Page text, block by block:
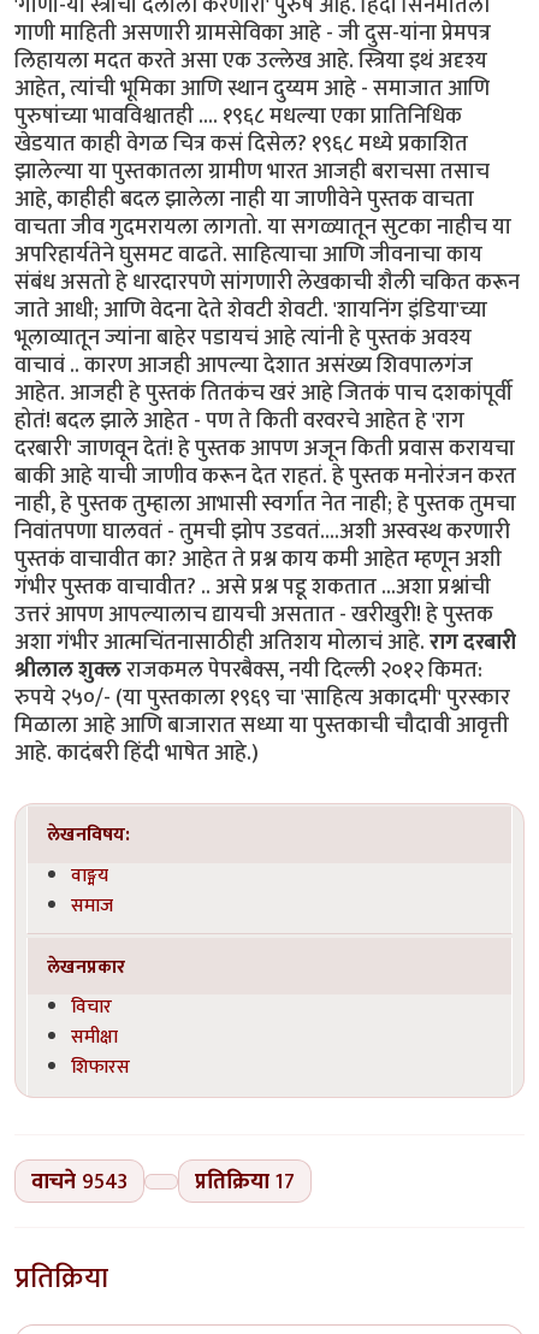
गाणी माहिती असणारी ग्रामसेविका आहे - जी दुस-यांना प्रेमपत्र
लिहायला मदत करते असा एक उल्लेख आहे. स्त्रिया इथं अदृश्य
आहेत, त्यांची भूमिका आणि स्थान दुय्यम आहे - समाजात आणि
पुरुषांच्या भावविश्वातही .... १९६८ मधल्या एका प्रातिनिधिक
खेडयात काही वेगळ चित्र कसं दिसेल? १९६८ मध्ये प्रकाशित
झालेल्या या पुस्तकातला ग्रामीण भारत आजही बराचसा तसाच
आहे, काहीही बदल झालेला नाही या जाणीवेने पुस्तक वाचता
वाचता जीव गुदमरायला लागतो. या सगळ्यातून सुटका नाहीच या
अपरिहार्यतेने घुसमट वाढते. साहित्याचा आणि जीवनाचा काय
संबंध असतो हे धारदारपणे सांगणारी लेखकाची शैली चकित करून
जाते आधी; आणि वेदना देते शेवटी शेवटी. 'शायनिंग इंडिया'च्या
भूलाव्यातून ज्यांना बाहेर पडायचं आहे त्यांनी हे पुस्तकं अवश्य
वाचावं .. कारण आजही आपल्या देशात असंख्य शिवपालगंज
आहेत. आजही हे पुस्तकं तितकंच खरं आहे जितकं पाच दशकांपूर्वी
होतं! बदल झाले आहेत - पण ते किती वरवरचे आहेत हे 'राग
दरबारी' जाणवून देतं! हे पुस्तक आपण अजून किती प्रवास करायचा
बाकी आहे याची जाणीव करून देत राहतं. हे पुस्तक मनोरंजन करत
नाही, हे पुस्तक तुम्हाला आभासी स्वर्गात नेत नाही; हे पुस्तक तुमचा
निवांतपणा घालवतं - तुमची झोप उडवतं....अशी अस्वस्थ करणारी
पुस्तकं वाचावीत का? आहेत ते प्रश्न काय कमी आहेत म्हणून अशी
गंभीर पुस्तक वाचावीत? .. असे प्रश्न पडू शकतात ...अशा प्रश्नांची
उत्तरं आपण आपल्यालाच द्यायची असतात - खरीखुरी! हे पुस्तक
अशा गंभीर आत्मचिंतनासाठीही अतिशय मोलाचं आहे.राग दरबारी
श्रीलाल शुक्लराजकमल पेपरबैक्स, नयी दिल्ली २०१२ किमत:
रुपये २५०/- (या पुस्तकाला १९६९ चा 'साहित्य अकादमी' पुरस्कार
मिळाला आहे आणि बाजारात सध्या या पुस्तकाची चौदावी आवृत्ती
आहे. कादंबरी हिंदी भाषेत आहे.)
लेखनविषय:
वाङ्मय
समाज
लेखनप्रकार
विचार
समीक्षा
शिफारस
वाचने 9543 प्रतिक्रिया17
प्रतिक्रिया